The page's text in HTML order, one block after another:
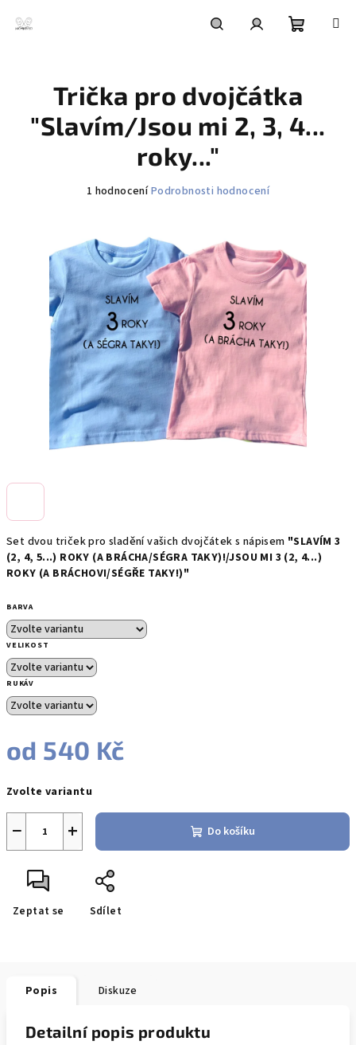
košík
Set dvou triček pro sladění vašich dvojčátek s nápisem "SLAVÍM 3
(2, 4, 5...) ROKY (A BRÁCHA/SÉGRA TAKY)!/JSOU MI 3 (2, 4...)
ROKY (A BRÁCHOVI/SÉGŘE TAKY!)"
BARVA
VELIKOST
RUKÁV
od 540 Kč
cena:
Zvolte variantu
+
− Do košíku
Zeptat se Sdílet
Trička pro dvojčátka
"Slavím/Jsou mi 2, 3, 4...
roky..."
Průměrné
je
5,0
z
5
hvězdiček.
1 hodnoceníPodrobnosti hodnocení
Popis Diskuze
Detailní popis produktu